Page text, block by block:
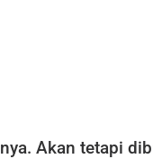
Akan tetapi